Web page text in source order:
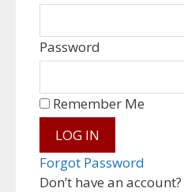
Password
Don’t have an account?
Remember Me
Forgot Password